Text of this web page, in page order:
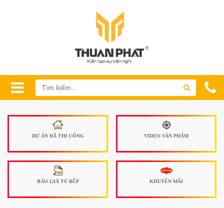
DỰ ÁN ĐÃ THI CÔNG VIDEO SẢN PHẨM
BÁO GIÁ TỦ BẾP KHUYẾN MÃI